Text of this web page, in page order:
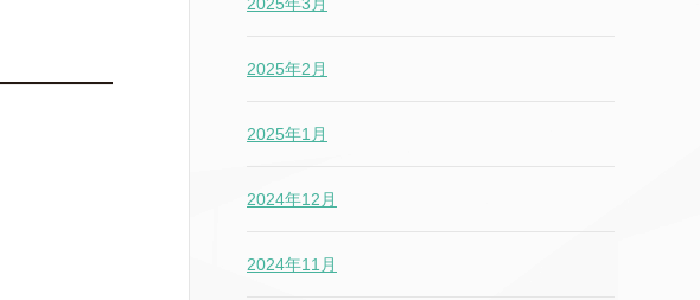
2025年2月
2025年1月
2024年12月
2024年11月